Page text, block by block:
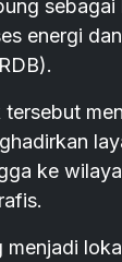
energi
tersebut
ke
menjadi